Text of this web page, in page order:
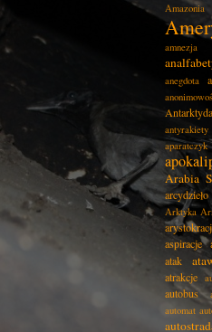
Amazonia
amnezja
anegdota
Antarktyda
antyrakiety
aparatczyk
Arabia
arcydzieło
Arktyka
aspiracje
atak
atrakcje
autobus
automat